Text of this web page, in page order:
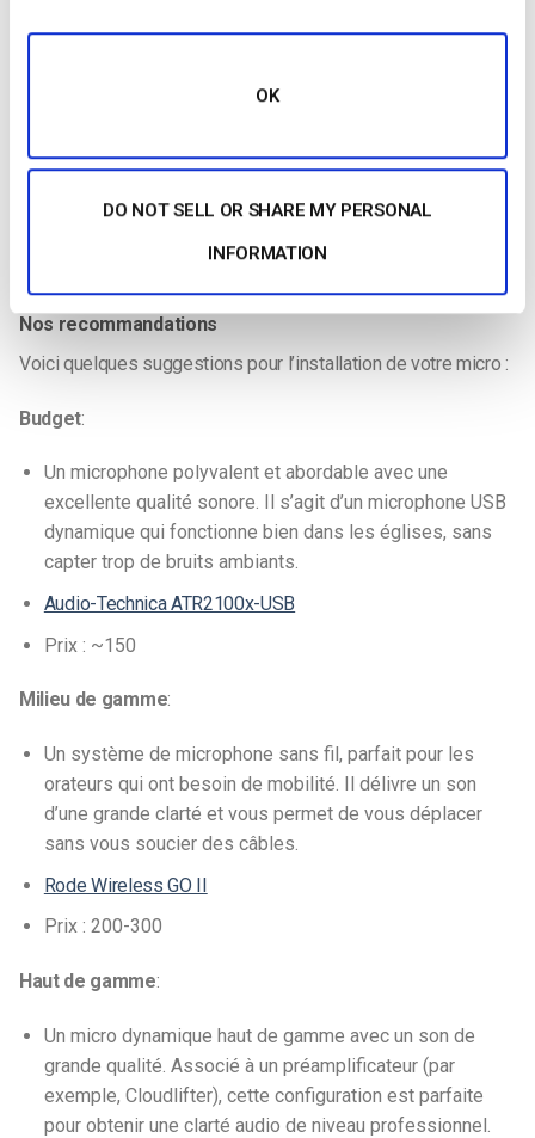
OK
DO NOT SELL OR SHARE MY PERSONAL
INFORMATION
placement flexible du microphone.
excellente option pour la capture audio mains libres. Ils
fournissent un son homogène, même lorsque l’orateur
Nos recommandations
Voici quelques suggestions pour l’installation de votre micro :
Budget:
Un microphone polyvalent et abordable avec une
excellente qualité sonore. Il s’agit d’un microphone USB
dynamique qui fonctionne bien dans les églises, sans
capter trop de bruits ambiants.
Audio-Technica ATR2100x-USB
Prix : ~150
Milieu de gamme:
Un système de microphone sans fil, parfait pour les
orateurs qui ont besoin de mobilité. Il délivre un son
d’une grande clarté et vous permet de vous déplacer
sans vous soucier des câbles.
Rode Wireless GO II
Prix : 200-300
Haut de gamme:
Un micro dynamique haut de gamme avec un son de
grande qualité. Associé à un préamplificateur (par
exemple, Cloudlifter), cette configuration est parfaite
pour obtenir une clarté audio de niveau professionnel.